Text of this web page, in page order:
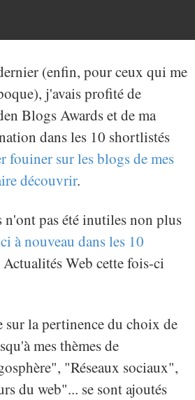
(enfin, pour ceux qui me
j'avais profité de
Blogs Awards et de ma
dans les 10 shortlistés
fouiner sur les blogs de mes
découvrir.
n'ont pas été inutiles non plus
à nouveau dans les 10
Actualités Web cette fois-ci
la pertinence du choix de
mes thèmes de
"Réseaux sociaux",
du web"... se sont ajoutés